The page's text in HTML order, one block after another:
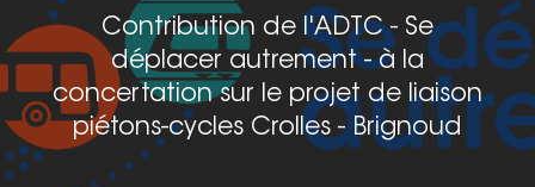
Contribution de l'ADTC - Se
déplacer autrement - à la
concertation sur le projet de liaison
piétons-cycles Crolles - Brignoud